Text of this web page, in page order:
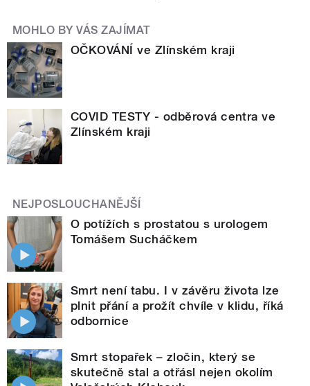
MOHLO BY VÁS ZAJÍMAT
OČKOVÁNÍ ve Zlínském kraji
COVID TESTY - odběrová centra ve
Zlínském kraji
NEJPOSLOUCHANĚJŠÍ
O potížích s prostatou s urologem
Tomášem Sucháčkem
Smrt není tabu. I v závěru života lze
plnit přání a prožít chvíle v klidu, říká
odbornice
Smrt stopařek – zločin, který se
skutečně stal a otřásl nejen okolím